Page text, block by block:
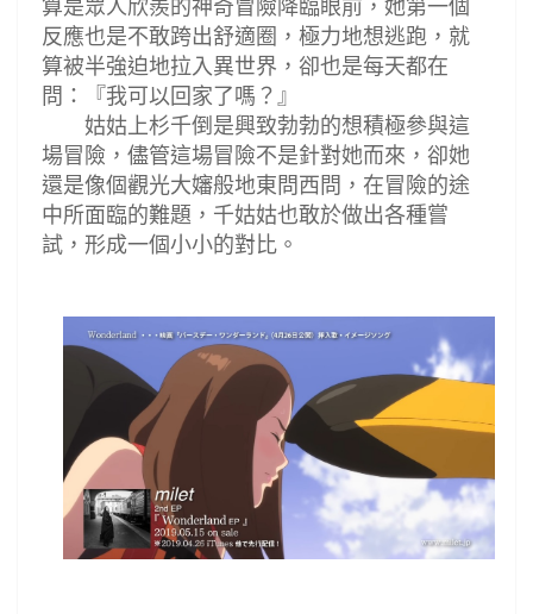
算是眾人欣羨的神奇冒險降臨眼前，她第一個
反應也是不敢跨出舒適圈，極力地想逃跑，就
算被半強迫地拉入異世界，卻也是每天都在
問：『我可以回家了嗎？』
姑姑上杉千倒是興致勃勃的想積極參與這
場冒險，儘管這場冒險不是針對她而來，卻她
還是像個觀光大嬸般地東問西問，在冒險的途
中所面臨的難題，千姑姑也敢於做出各種嘗
試，形成一個小小的對比。